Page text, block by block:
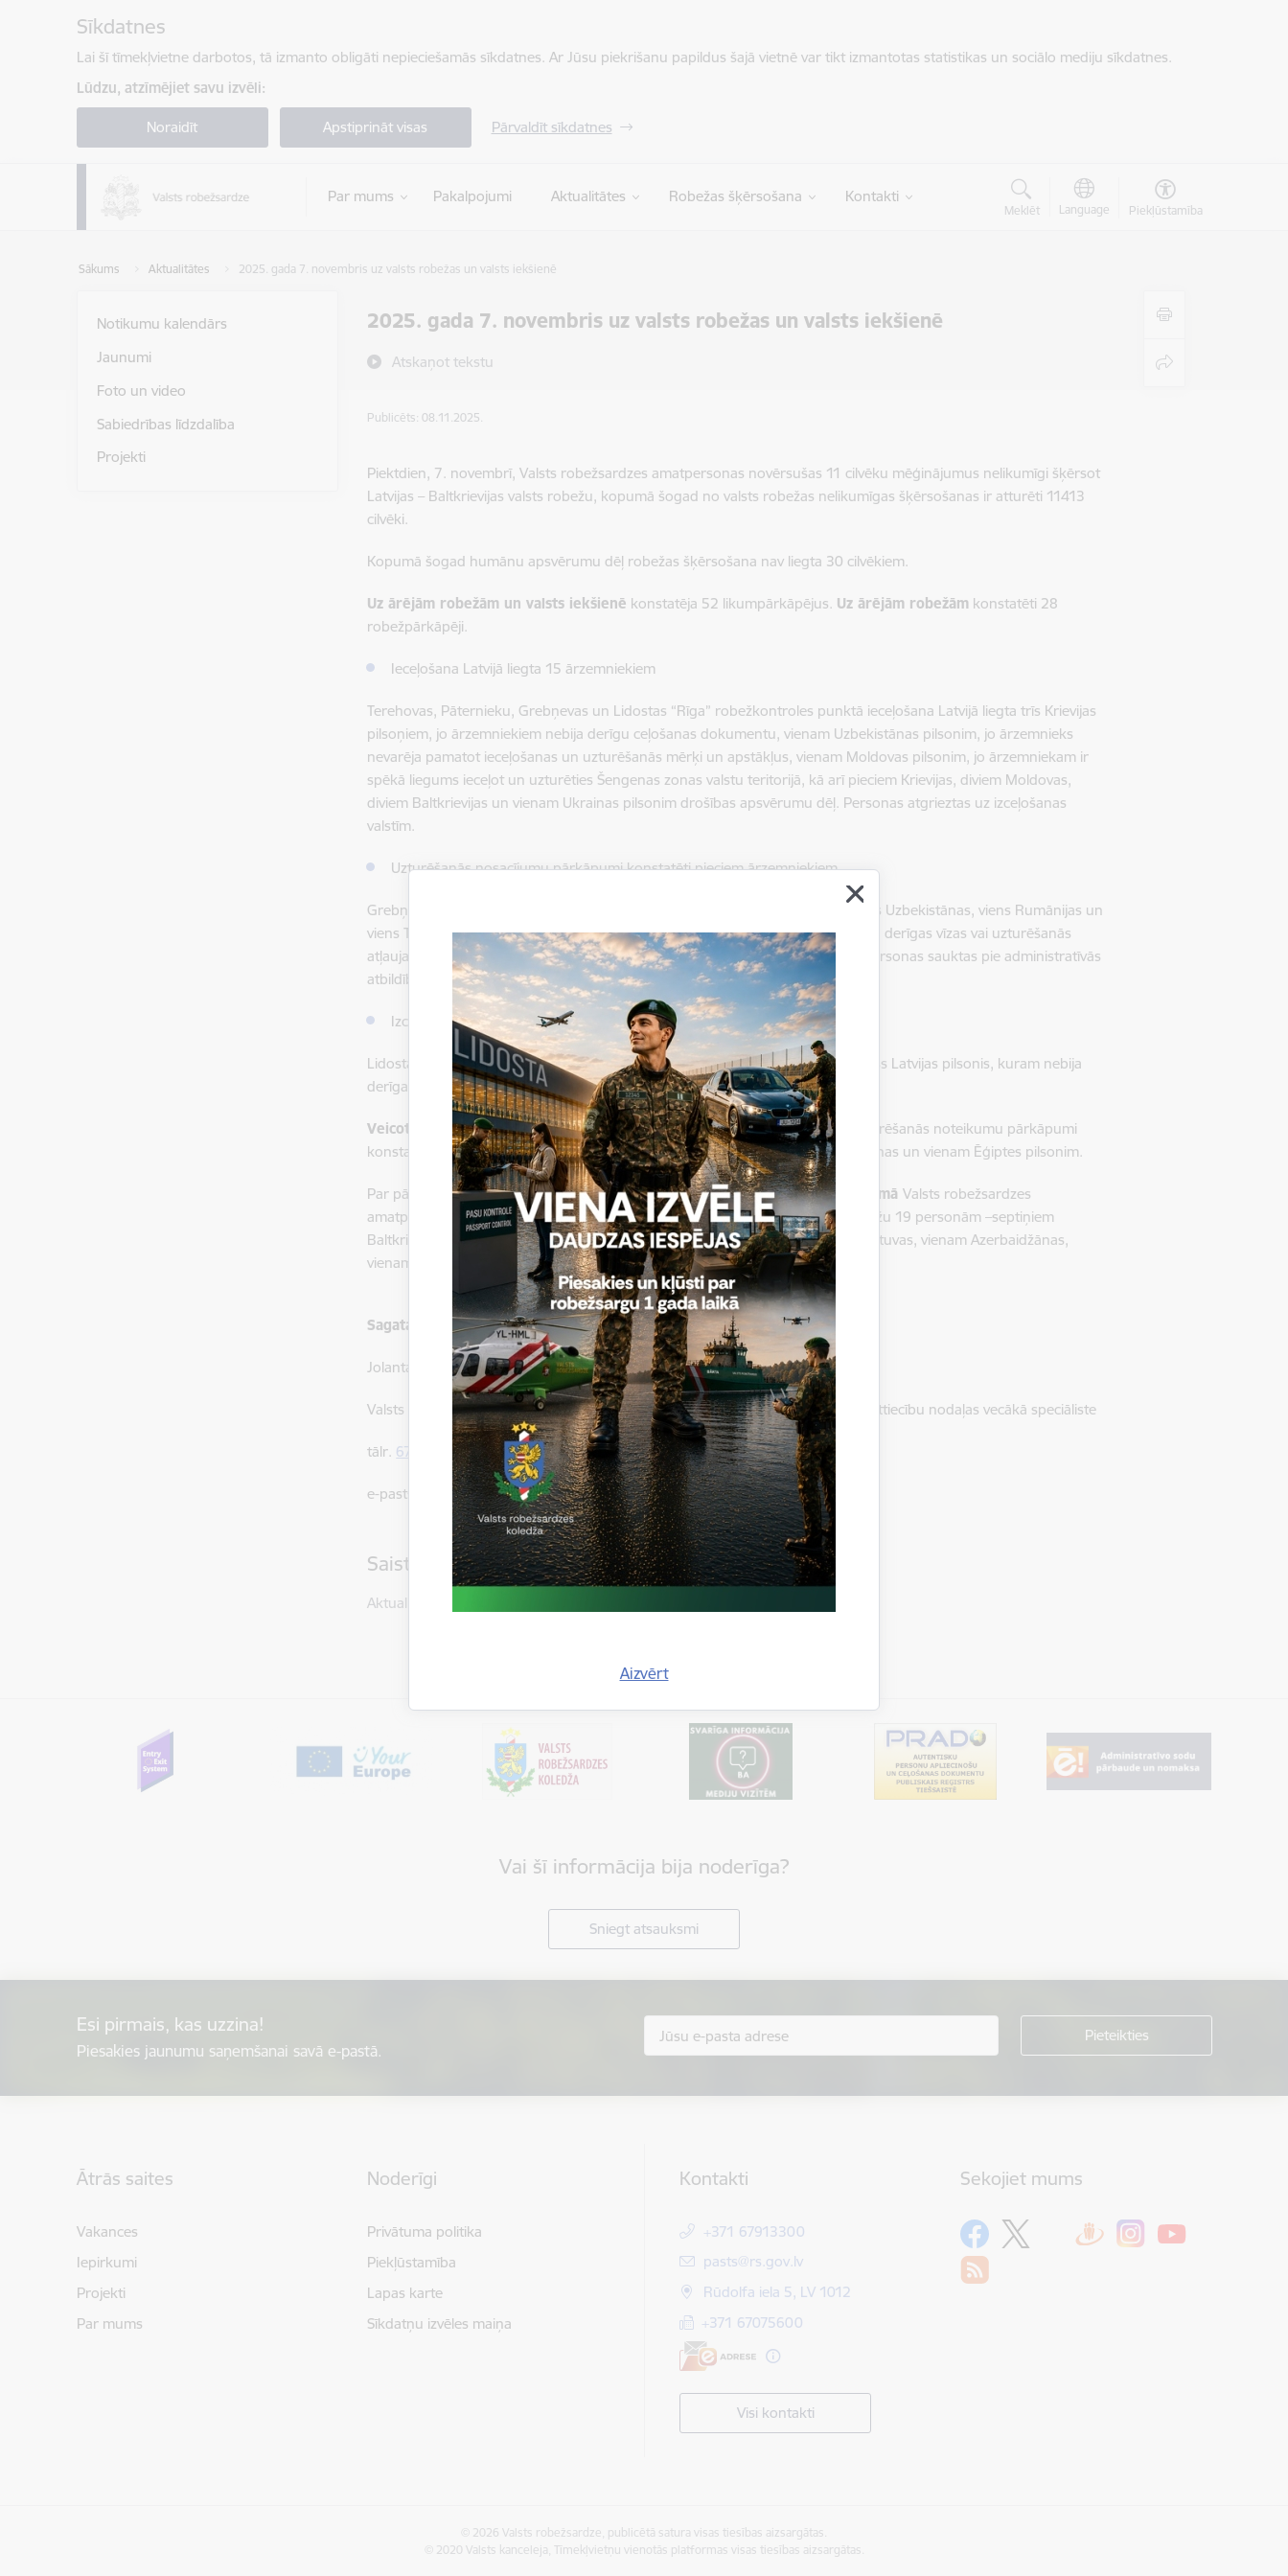
Sīkdatnes
Lai šī tīmekļvietne darbotos, tā izmanto obligāti nepieciešamās sīkdatnes. Ar Jūsu piekrišanu papildus šajā vietnē var tikt izmantotas statistikas un sociālo mediju sīkdatnes.
Lūdzu, atzīmējiet savu izvēli:
Noraidīt Apstiprināt visas Pārvaldīt sīkdatnes
Par mums Pakalpojumi Aktualitātes Robežas šķērsošana Kontakti
Meklēt Language Piekļūstamība
Sākums Aktualitātes 2025. gada 7. novembris uz valsts robežas un valsts iekšienē
2025. gada 7. novembris uz valsts robežas un valsts iekšienē
Atskaņot tekstu
Aizvērt
Notikumu kalendārs
Jaunumi
Foto un video
Sabiedrības līdzdalība
Projekti
Publicēts: 08.11.2025.
Piektdien, 7. novembrī, Valsts robežsardzes amatpersonas novērsušas 11 cilvēku mēģinājumus nelikumīgi šķērsot
Latvijas – Baltkrievijas valsts robežu, kopumā šogad no valsts robežas nelikumīgas šķērsošanas ir atturēti 11413
cilvēki.
Kopumā šogad humānu apsvērumu dēļ robežas šķērsošana nav liegta 30 cilvēkiem.
Uz ārējām robežām un valsts iekšienē konstatēja 52 likumpārkāpējus. Uz ārējām robežām konstatēti 28
robežpārkāpēji.
Ieceļošana Latvijā liegta 15 ārzemniekiem
Terehovas, Pāternieku, Grebņevas un Lidostas “Rīga” robežkontroles punktā ieceļošana Latvijā liegta trīs Krievijas
pilsoņiem, jo ārzemniekiem nebija derīgu ceļošanas dokumentu, vienam Uzbekistānas pilsonim, jo ārzemnieks
nevarēja pamatot ieceļošanas un uzturēšanās mērķi un apstākļus, vienam Moldovas pilsonim, jo ārzemniekam ir
spēkā liegums ieceļot un uzturēties Šengenas zonas valstu teritorijā, kā arī pieciem Krievijas, diviem Moldovas,
diviem Baltkrievijas un vienam Ukrainas pilsonim drošības apsvērumu dēļ. Personas atgrieztas uz izceļošanas
valstīm.
Uzturēšanās nosacījumu pārkāpumi konstatēti pieciem ārzemniekiem
Grebņevas, Pāternieku un Lidostas “Rīga” robežkontroles punktā konstatēti trīs Uzbekistānas, viens Rumānijas un
viens Tadžikistānas pilsonis, kuri bija pārkāpuši uzturēšanās nosacījumus (nebija derīgas vīzas vai uzturēšanās
atļaujas, pārsniegts vīzā noteiktais uzturēšanās laiks) Šengenas zonas valstīs. Personas sauktas pie administratīvās
atbildības.
Izceļošana no valsts liegta vienam Latvijas pilsonim
Lidostas "Rīga" robežkontroles punktā konstatēts viena uz Lielbritāniju izceļojošs Latvijas pilsonis, kuram nebija
derīga ceļošanas dokumenta. Personai liegta izceļošana no valsts.
Veicot imigrācijas kontroles pasākumus valsts iekšienē, ieceļošanas vai uzturēšanās noteikumu pārkāpumi
konstatēti piecām personām – diviem Somālijas, vienam Igaunijas, vienam Ukrainas un vienam Ēģiptes pilsonim.
Par pārkāpumiemtransportlīdzekļu un kuģošanas līdzekļu ekspluatācijas jomāValsts robežsardzes
amatpersonas saukušas pie administratīvās atbildības vai liegušas šķērsot robežu 19 personām –septiņiem
Baltkrievijas, četriem Moldovas, diviem Kazahstānas, vienam Latvijas, vienam Lietuvas, vienam Azerbaidžānas,
vienam Rumānijas, vienam Serbijas un vienam Uzbekistānas pilsonim.
Sagatavoja:
Jolanta Babiško
Valsts robežsardzes Galvenās pārvaldes Stratēģiskās attīstības un sabiedrisko attiecību nodaļas vecākā speciāliste
tālr. 67075617, mob. 20364206
e-pasts: jolanta.babisko@rs.gov.lv
Saistītas tēmas
Aktualitātes:
Vai šī informācija bija noderīga?
Sniegt atsauksmi
Esi pirmais, kas uzzina!
Piesakies jaunumu saņemšanai savā e-pastā.
Ātrās saites
Vakances
Iepirkumi
Projekti
Par mums
Noderīgi
Privātuma politika
Piekļūstamība
Lapas karte
Sīkdatņu izvēles maiņa
Kontakti
+371 67913300
E-pasts:
pasts@rs.gov.lv
Rūdolfa iela 5, LV 1012
+371 67075600
Visi kontakti
Sekojiet mums
© 2026 Valsts robežsardze, publicētā satura visas tiesības aizsargātas.
© 2020 Valsts kanceleja, Tīmekļvietņu vienotās platformas visas tiesības aizsargātas.